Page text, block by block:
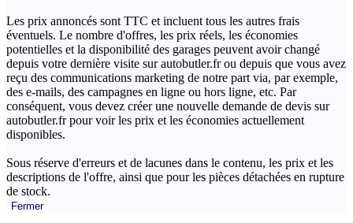
Les prix annoncés sont TTC et incluent tous les autres frais
éventuels. Le nombre d'offres, les prix réels, les économies
potentielles et la disponibilité des garages peuvent avoir changé
depuis votre dernière visite sur autobutler.fr ou depuis que vous avez
reçu des communications marketing de notre part via, par exemple,
des e-mails, des campagnes en ligne ou hors ligne, etc. Par
conséquent, vous devez créer une nouvelle demande de devis sur
autobutler.fr pour voir les prix et les économies actuellement
disponibles.
Sous réserve d'erreurs et de lacunes dans le contenu, les prix et les
descriptions de l'offre, ainsi que pour les pièces détachées en rupture
de stock.
Fermer